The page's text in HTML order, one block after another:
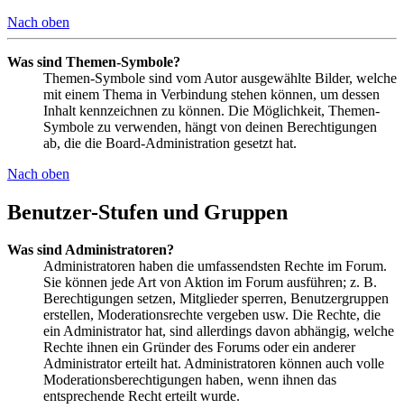
Nach oben
Was sind Themen-Symbole?
Themen-Symbole sind vom Autor ausgewählte Bilder, welche
mit einem Thema in Verbindung stehen können, um dessen
Inhalt kennzeichnen zu können. Die Möglichkeit, Themen-
Symbole zu verwenden, hängt von deinen Berechtigungen
ab, die die Board-Administration gesetzt hat.
Nach oben
Benutzer-Stufen und Gruppen
Was sind Administratoren?
Administratoren haben die umfassendsten Rechte im Forum.
Sie können jede Art von Aktion im Forum ausführen; z. B.
Berechtigungen setzen, Mitglieder sperren, Benutzergruppen
erstellen, Moderationsrechte vergeben usw. Die Rechte, die
ein Administrator hat, sind allerdings davon abhängig, welche
Rechte ihnen ein Gründer des Forums oder ein anderer
Administrator erteilt hat. Administratoren können auch volle
Moderationsberechtigungen haben, wenn ihnen das
entsprechende Recht erteilt wurde.